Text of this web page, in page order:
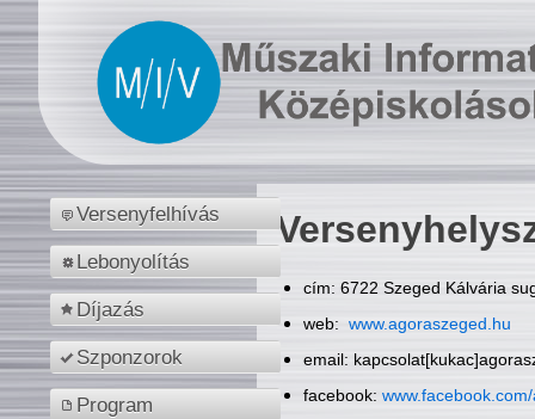
Versenyfelhívás
Lebonyolítás
Díjazás
Szponzorok
Program
cím: 6722 Szeged Kálvária
web: www.agoraszeged.hu
email:
facebook: